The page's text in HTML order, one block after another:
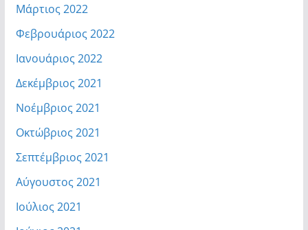
Μάρτιος 2022
Φεβρουάριος 2022
Ιανουάριος 2022
Δεκέμβριος 2021
Νοέμβριος 2021
Οκτώβριος 2021
Σεπτέμβριος 2021
Αύγουστος 2021
Ιούλιος 2021